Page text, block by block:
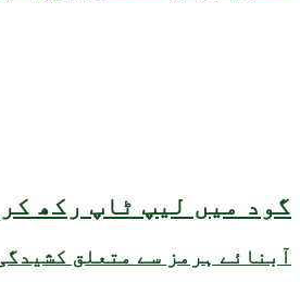
گود میں لیپ ٹاپ رکھ
آبنائے ہرمز سے متعلق